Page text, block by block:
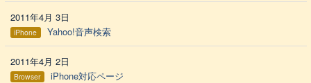
2011年4月 3日
iPhone Yahoo!音声検索
2011年4月 2日
Browser iPhone対応ページ